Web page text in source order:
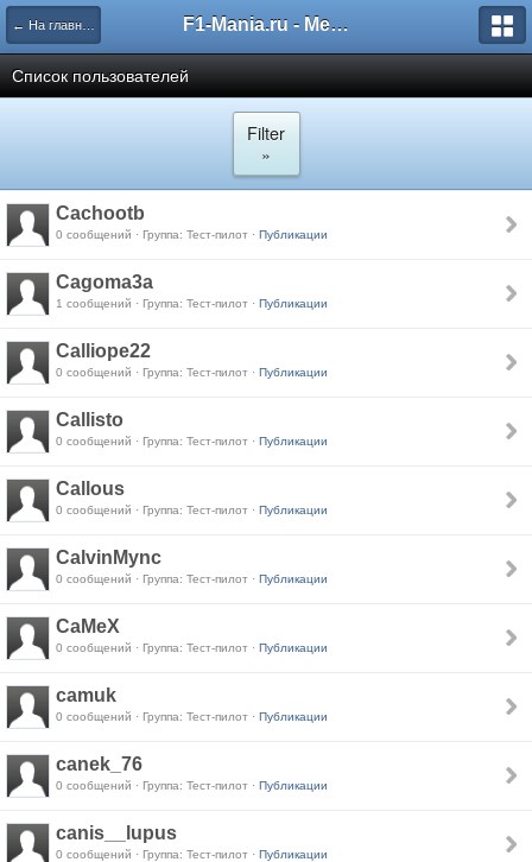
← На главную F1-Mania.ru - Международный чемпионат по симрейсингу
Список пользователей
Filter
»
Cachootb
0 сообщений · Группа: Тест-пилот · Публикации
Cagoma3a
1 сообщений · Группа: Тест-пилот · Публикации
Calliope22
0 сообщений · Группа: Тест-пилот · Публикации
Callisto
0 сообщений · Группа: Тест-пилот · Публикации
Callous
0 сообщений · Группа: Тест-пилот · Публикации
CalvinMync
0 сообщений · Группа: Тест-пилот · Публикации
CaMeX
0 сообщений · Группа: Тест-пилот · Публикации
camuk
0 сообщений · Группа: Тест-пилот · Публикации
canek_76
0 сообщений · Группа: Тест-пилот · Публикации
canis__lupus
0 сообщений · Группа: Тест-пилот · Публикации